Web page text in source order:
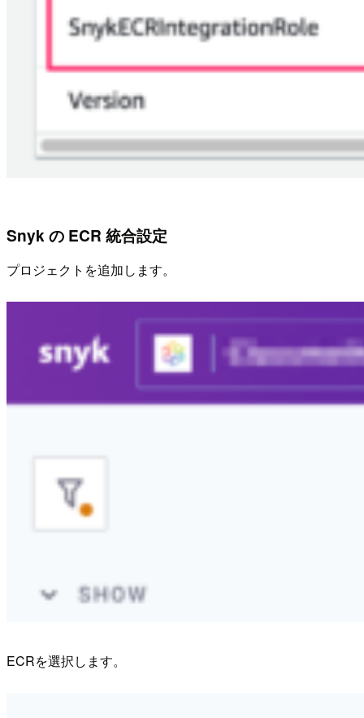
Snyk の ECR 統合設定
プロジェクトを追加します。
ECRを選択します。